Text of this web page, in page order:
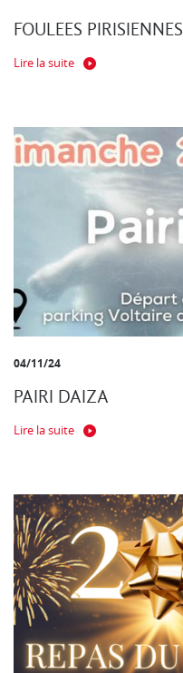
FOULEES PIRISIENNES
Lire la suite
04/11/24
PAIRI DAIZA
Lire la suite